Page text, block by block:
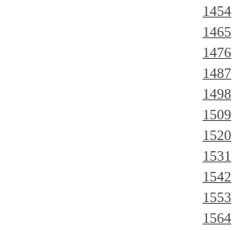
1454
1465
1476
1487
1498
1509
1520
1531
1542
1553
1564